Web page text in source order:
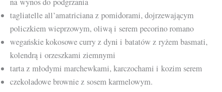
tagliatelle all’amatriciana z pomidorami, dojrzewającym
policzkiem wieprzowym, oliwą i serem pecorino romano
wegańskie kokosowe curry z dyni i batatów z ryżem basmati,
kolendrą i orzeszkami ziemnymi
tarta z młodymi marchewkami, karczochami i kozim serem
czekoladowe brownie z sosem karmelowym.